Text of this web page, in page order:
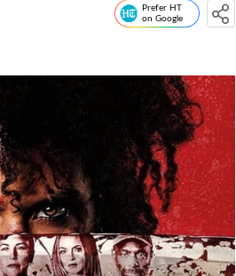
Prefer HT
on Google